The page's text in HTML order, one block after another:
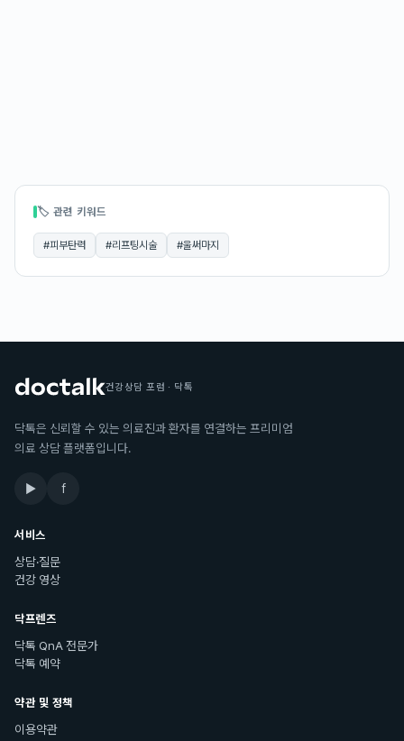
🏷 관련 키워드
#피부탄력 #리프팅시술 #울써마지
건강상담 포럼 · 닥톡
닥톡은 신뢰할 수 있는 의료진과 환자를 연결하는 프리미엄
의료 상담 플랫폼입니다.
▶ f
서비스
상담·질문
건강 영상
닥프렌즈
닥톡 QnA 전문가
닥톡 예약
약관 및 정책
이용약관